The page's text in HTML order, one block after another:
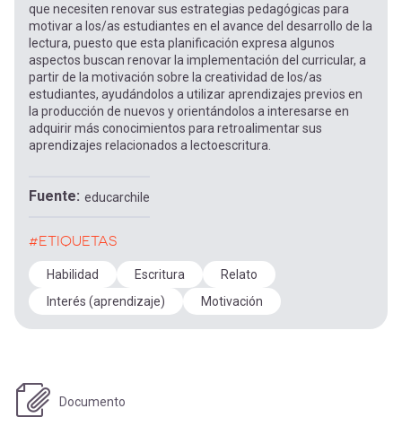
que necesiten renovar sus estrategias pedagógicas para
motivar a los/as estudiantes en el avance del desarrollo de la
lectura, puesto que esta planificación expresa algunos
aspectos buscan renovar la implementación del curricular, a
partir de la motivación sobre la creatividad de los/as
estudiantes, ayudándolos a utilizar aprendizajes previos en
la producción de nuevos y orientándolos a interesarse en
adquirir más conocimientos para retroalimentar sus
aprendizajes relacionados a lectoescritura.
Fuente educarchile
#ETIQUETAS
Habilidad Escritura
Relato
Interés (aprendizaje)
Motivación
Documento